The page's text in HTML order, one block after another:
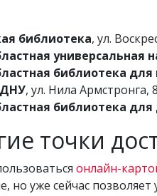
библиотека, ул.
универсальная
библиотека
ДНУ, ул. Нила Армстронга,
библиотека для
точки
онлайн-
но уже сейчас